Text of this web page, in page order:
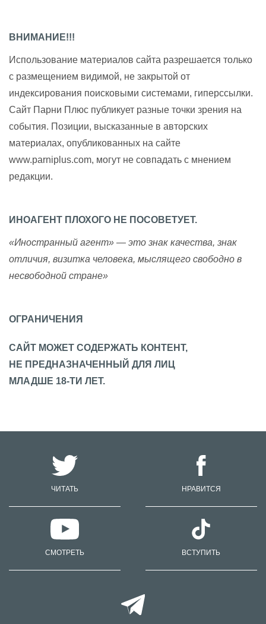
ВНИМАНИЕ!!!
Использование материалов сайта разрешается только
с размещением видимой, не закрытой от
индексирования поисковыми системами, гиперссылки.
Сайт Парни Плюс публикует разные точки зрения на
события. Позиции, высказанные в авторских
материалах, опубликованных на сайте
www.parniplus.com, могут не совпадать с мнением
редакции.
ИНОАГЕНТ ПЛОХОГО НЕ ПОСОВЕТУЕТ.
«Иностранный агент» — это знак качества, знак
отличия, визитка человека, мыслящего свободно в
несвободной стране»
ОГРАНИЧЕНИЯ
САЙТ МОЖЕТ СОДЕРЖАТЬ КОНТЕНТ,
НЕ ПРЕДНАЗНАЧЕННЫЙ ДЛЯ ЛИЦ
МЛАДШЕ 18-ТИ ЛЕТ.
ЧИТАТЬ НРАВИТСЯ
СМОТРЕТЬ ВСТУПИТЬ